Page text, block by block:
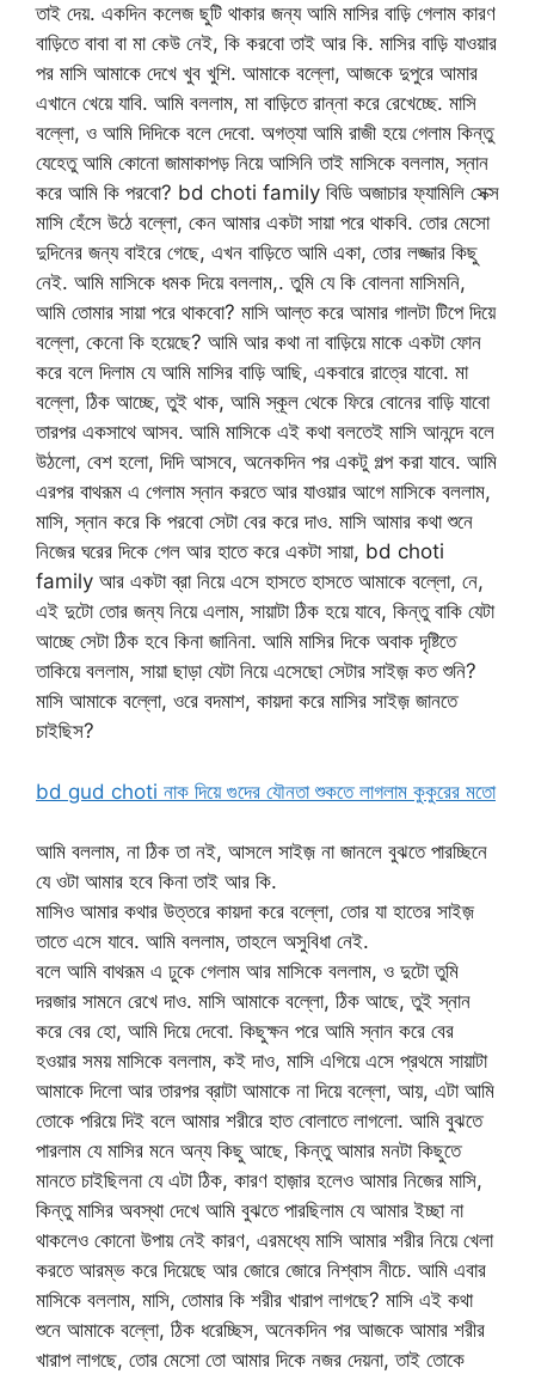
তাই দেয়. একদিন কলেজ ছুটি থাকার জন্য আমি মাসির বাড়ি গেলাম কারণ
বাড়িতে বাবা বা মা কেউ নেই, কি করবো তাই আর কি. মাসির বাড়ি যাওয়ার
পর মাসি আমাকে দেখে খুব খুশি. আমাকে বল্লো, আজকে দুপুরে আমার
এখানে খেয়ে যাবি. আমি বললাম, মা বাড়িতে রান্না করে রেখেচ্ছে. মাসি
বল্লো, ও আমি দিদিকে বলে দেবো. অগত্যা আমি রাজী হয়ে গেলাম কিন্তু
যেহেতু আমি কোনো জামাকাপড় নিয়ে আসিনি তাই মাসিকে বললাম, স্নান
করে আমি কি পরবো? bd choti family বিডি অজাচার ফ্যামিলি সেক্স
মাসি হেঁসে উঠে বল্লো, কেন আমার একটা সায়া পরে থাকবি. তোর মেসো
দুদিনের জন্য বাইরে গেছে, এখন বাড়িতে আমি একা, তোর লজ্জার কিছু
নেই. আমি মাসিকে ধমক দিয়ে বললাম,. তুমি যে কি বোলনা মাসিমনি,
আমি তোমার সায়া পরে থাকবো? মাসি আল্ত করে আমার গালটা টিপে দিয়ে
বল্লো, কেনো কি হয়েছে? আমি আর কথা না বাড়িয়ে মাকে একটা ফোন
করে বলে দিলাম যে আমি মাসির বাড়ি আছি, একবারে রাত্রে যাবো. মা
বল্লো, ঠিক আচ্ছে, তুই থাক, আমি স্কূল থেকে ফিরে বোনের বাড়ি যাবো
তারপর একসাথে আসব. আমি মাসিকে এই কথা বলতেই মাসি আনন্দে বলে
উঠলো, বেশ হলো, দিদি আসবে, অনেকদিন পর একটু গল্প করা যাবে. আমি
এরপর বাথরূম এ গেলাম স্নান করতে আর যাওয়ার আগে মাসিকে বললাম,
মাসি, স্নান করে কি পরবো সেটা বের করে দাও. মাসি আমার কথা শুনে
নিজের ঘরের দিকে গেল আর হাতে করে একটা সায়া, bd choti
family আর একটা ব্রা নিয়ে এসে হাসতে হাসতে আমাকে বল্লো, নে,
এই দুটো তোর জন্য নিয়ে এলাম, সায়াটা ঠিক হয়ে যাবে, কিন্তু বাকি যেটা
আচ্ছে সেটা ঠিক হবে কিনা জানিনা. আমি মাসির দিকে অবাক দৃষ্টিতে
তাকিয়ে বললাম, সায়া ছাড়া যেটা নিয়ে এসেছো সেটার সাইজ় কত শুনি?
মাসি আমাকে বল্লো, ওরে বদমাশ, কায়দা করে মাসির সাইজ় জানতে
চাইছিস?
bd gud choti নাক দিয়ে গুদের যৌনতা শুকতে লাগলাম কুকুরের মতো
আমি বললাম, না ঠিক তা নই, আসলে সাইজ় না জানলে বুঝতে পারচ্ছিনে
যে ওটা আমার হবে কিনা তাই আর কি.
মাসিও আমার কথার উত্তরে কায়দা করে বল্লো, তোর যা হাতের সাইজ়
তাতে এসে যাবে. আমি বললাম, তাহলে অসুবিধা নেই.
বলে আমি বাথরূম এ ঢুকে গেলাম আর মাসিকে বললাম, ও দুটো তুমি
দরজার সামনে রেখে দাও. মাসি আমাকে বল্লো, ঠিক আছে, তুই স্নান
করে বের হো, আমি দিয়ে দেবো. কিছুক্ষন পরে আমি স্নান করে বের
হওয়ার সময় মাসিকে বললাম, কই দাও, মাসি এগিয়ে এসে প্রথমে সায়াটা
আমাকে দিলো আর তারপর ব্রাটা আমাকে না দিয়ে বল্লো, আয়, এটা আমি
তোকে পরিয়ে দিই বলে আমার শরীরে হাত বোলাতে লাগলো. আমি বুঝতে
পারলাম যে মাসির মনে অন্য কিছু আছে, কিন্তু আমার মনটা কিছুতে
মানতে চাইছিলনা যে এটা ঠিক, কারণ হাজ়ার হলেও আমার নিজের মাসি,
কিন্তু মাসির অবস্থা দেখে আমি বুঝতে পারছিলাম যে আমার ইচ্ছা না
থাকলেও কোনো উপায় নেই কারণ, এরমধ্যে মাসি আমার শরীর নিয়ে খেলা
করতে আরম্ভ করে দিয়েছে আর জোরে জোরে নিশ্বাস নীচে. আমি এবার
মাসিকে বললাম, মাসি, তোমার কি শরীর খারাপ লাগছে? মাসি এই কথা
শুনে আমাকে বল্লো, ঠিক ধরেচ্ছিস, অনেকদিন পর আজকে আমার শরীর
খারাপ লাগছে, তোর মেসো তো আমার দিকে নজর দেয়না, তাই তোকে